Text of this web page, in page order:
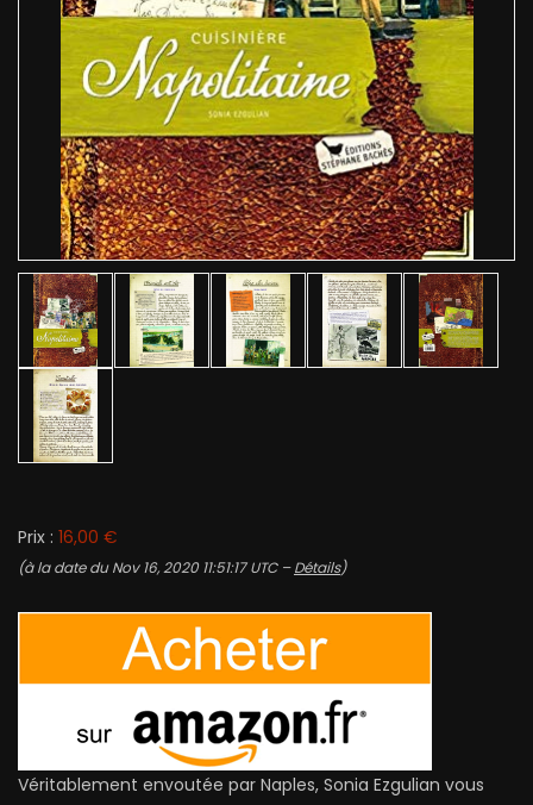
Prix : 16,00 €
(à la date du Nov 16, 2020 11:51:17 UTC –Détails)
Vérita­ble­ment envoutée par Naples, Sonia Ezgulian vous